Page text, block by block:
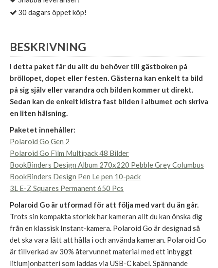
30 dagars öppet köp!
BESKRIVNING
I detta paket får du allt du behöver till gästboken på
bröllopet, dopet eller festen. Gästerna kan enkelt ta bild
på sig själv eller varandra och bilden kommer ut direkt.
Sedan kan de enkelt klistra fast bilden i albumet och skriva
en liten hälsning.
Paketet innehåller:
Polaroid Go Gen 2
Polaroid Go Film Multipack 48 Bilder
BookBinders Design Album 270x220 Pebble Grey Columbus
BookBinders Design Pen Le pen 10-pack
3L E-Z Squares Permanent 650 Pcs
Polaroid Go är utformad för att följa med vart du än går.
Trots sin kompakta storlek har kameran allt du kan önska dig
från en klassisk Instant-kamera. Polaroid Go är designad så
det ska vara lätt att hålla i och använda kameran. Polaroid Go
är tillverkad av 30% återvunnet material med ett inbyggt
litiumjonbatteri som laddas via USB-C kabel. Spännande